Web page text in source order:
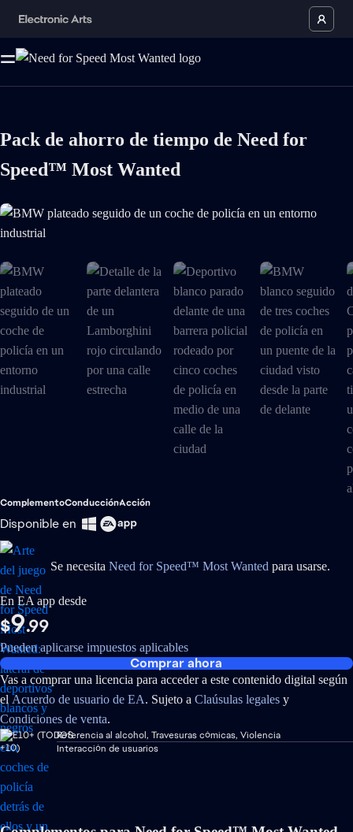
Pack de ahorro de tiempo de Need for
Speed™ Most Wanted
Ahora BMW plateado seguido de un coche de policía en un entorno
ComplementoConducciónAcción
Disponible en
Se necesita Need for Speed™ Most Wanted para usarse.
En EA app desde
$9.99
Pueden aplicarse impuestos aplicables
Comprar ahora
Vas a comprar una licencia para acceder a este contenido digital según
el Acuerdo de usuario de EA. Sujeto a Claúsulas legales y
Condiciones de venta.
Referencia al alcohol, Travesuras cómicas, Violencia
Interacción de usuarios